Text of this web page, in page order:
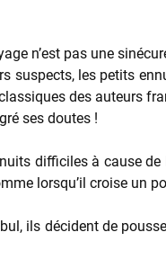
n’est pas une
suspects, les petits
des auteurs
ses doutes !
difficiles à cause
lorsqu’il croise un
ils décident de